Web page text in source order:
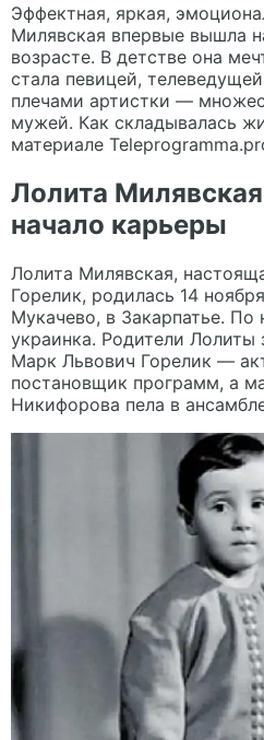
Эффектная, яркая,
Милявская впервые вышла
возрасте. В детстве она
стала певицей,
плечами артистки —
мужей. Как складывалась
материале
Лолита
начало карьеры
Лолита Милявская,
Горелик, родилась 14
Мукачево, в Закарпатье. По
украинка. Родители Лолиты
Марк Львович Горелик —
постановщик программ, а
Никифорова пела в